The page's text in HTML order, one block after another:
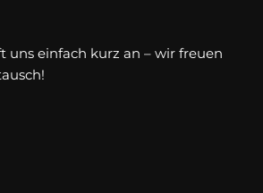
uns einfach kurz an – wir freuen